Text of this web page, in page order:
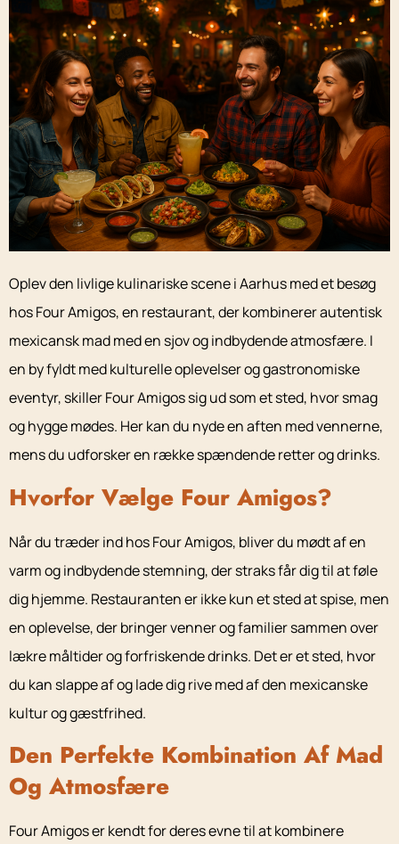
Oplev den livlige kulinariske scene i Aarhus med et besøg
hos Four Amigos, en restaurant, der kombinerer autentisk
mexicansk mad med en sjov og indbydende atmosfære. I
en by fyldt med kulturelle oplevelser og gastronomiske
eventyr, skiller Four Amigos sig ud som et sted, hvor smag
og hygge mødes. Her kan du nyde en aften med vennerne,
mens du udforsker en række spændende retter og drinks.
Hvorfor Vælge Four Amigos?
Når du træder ind hos Four Amigos, bliver du mødt af en
varm og indbydende stemning, der straks får dig til at føle
dig hjemme. Restauranten er ikke kun et sted at spise, men
en oplevelse, der bringer venner og familier sammen over
lækre måltider og forfriskende drinks. Det er et sted, hvor
du kan slappe af og lade dig rive med af den mexicanske
kultur og gæstfrihed.
Den Perfekte Kombination Af Mad
Og Atmosfære
Four Amigos er kendt for deres evne til at kombinere